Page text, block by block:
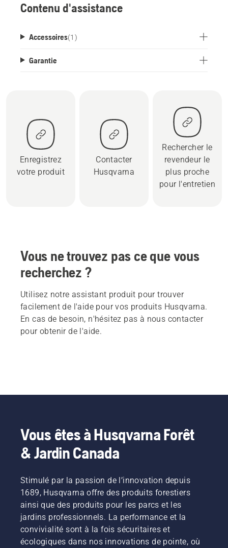
Contenu d'assistance
Accessoires(1 )
Garantie
Enregistrez
votre produit
Contacter
Husqvarna
Rechercher le
revendeur le
plus proche
pour l'entretien
Vous ne trouvez pas ce que vous
recherchez ?
Utilisez notre assistant produit pour trouver
facilement de l'aide pour vos produits Husqvarna.
En cas de besoin, n'hésitez pas à nous contacter
pour obtenir de l'aide.
Vous êtes à Husqvarna Forêt
& Jardin Canada
Stimulé par la passion de l’innovation depuis
1689, Husqvarna offre des produits forestiers
ainsi que des produits pour les parcs et les
jardins professionnels. La performance et la
convivialité sont à la fois sécuritaires et
écologiques dans nos innovations de pointe, où